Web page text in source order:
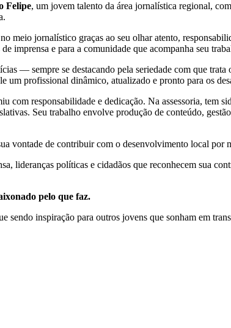
Felipe, um jovem talento da área jornalística regional,
meio jornalístico graças ao seu olhar atento,
imprensa e para a comunidade que acompanha seu
— sempre se destacando pela seriedade com que trata
profissional dinâmico, atualizado e pronto para os
com responsabilidade e dedicação. Na assessoria, tem
Seu trabalho envolve produção de conteúdo,
vontade de contribuir com o desenvolvimento local por
lideranças políticas e cidadãos que reconhecem sua
pelo que faz.
inspiração para outros jovens que sonham em